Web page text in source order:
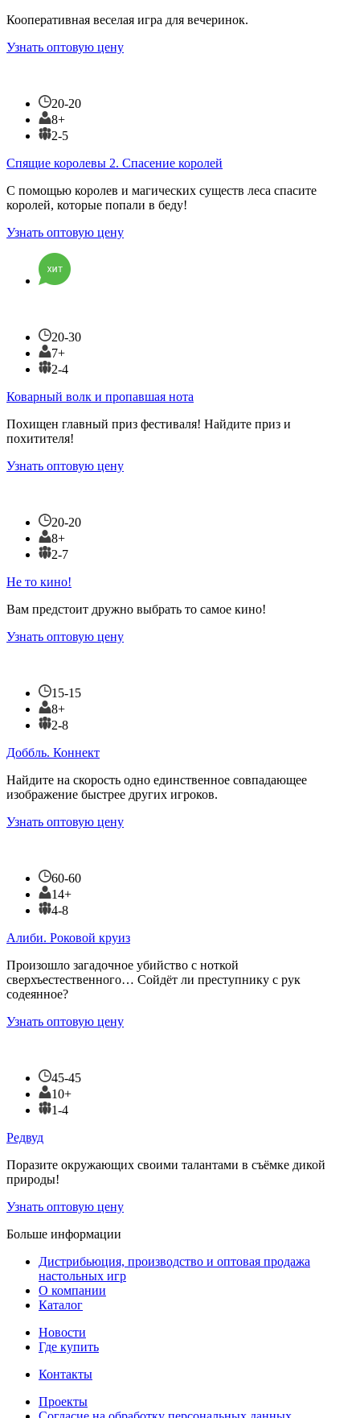
Кооперативная веселая игра для вечеринок.
Узнать оптовую цену
20-20
8+
2-5
Спящие королевы 2. Спасение королей
С помощью королев и магических существ леса спасите
королей, которые попали в беду!
Узнать оптовую цену
20-30
7+
2-4
Коварный волк и пропавшая нота
Похищен главный приз фестиваля! Найдите приз и
похитителя!
Узнать оптовую цену
20-20
8+
2-7
Не то кино!
Вам предстоит дружно выбрать то самое кино!
Узнать оптовую цену
15-15
8+
2-8
Доббль. Коннект
Найдите на скорость одно единственное совпадающее
изображение быстрее других игроков.
Узнать оптовую цену
60-60
14+
4-8
Алиби. Роковой круиз
Произошло загадочное убийство с ноткой
сверхъестественного… Сойдёт ли преступнику с рук
содеянное?
Узнать оптовую цену
45-45
10+
1-4
Редвуд
Поразите окружающих своими талантами в съёмке дикой
природы!
Узнать оптовую цену
Больше информации
Дистрибьюция, производство и оптовая продажа
настольных игр
О компании
Каталог
Новости
Где купить
Контакты
Проекты